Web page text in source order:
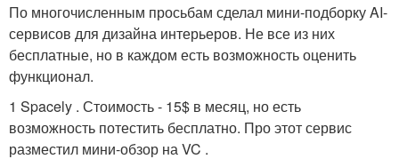
По многочисленным просьбам сделал мини-подборку AI-
сервисов для дизайна интерьеров. Не все из них
бесплатные, но в каждом есть возможность оценить
функционал.
1 Spacely . Стоимость - 15$ в месяц, но есть
возможность потестить бесплатно. Про этот сервис
разместил мини-обзор на VC .